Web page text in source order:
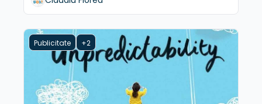
Publicitate +2